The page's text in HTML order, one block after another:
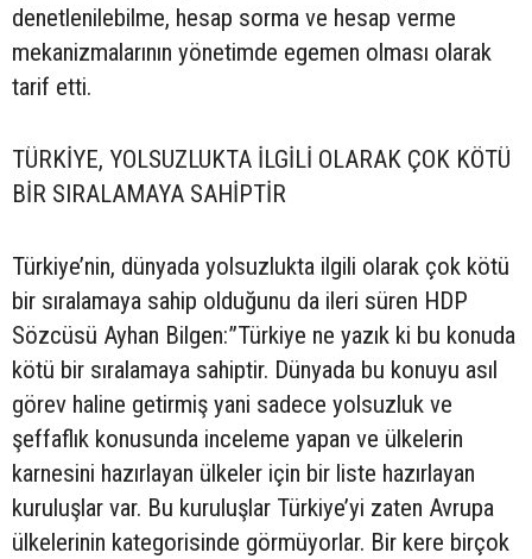
denetlenilebilme, hesap sorma ve hesap verme
mekanizmalarının yönetimde egemen olması olarak
tarif etti.
TÜRKİYE, YOLSUZLUKTA İLGİLİ OLARAK ÇOK KÖTÜ
BİR SIRALAMAYA SAHİPTİR
Türkiye’nin, dünyada yolsuzlukta ilgili olarak çok kötü
bir sıralamaya sahip olduğunu da ileri süren HDP
Sözcüsü Ayhan Bilgen:”Türkiye ne yazık ki bu konuda
kötü bir sıralamaya sahiptir. Dünyada bu konuyu asıl
görev haline getirmiş yani sadece yolsuzluk ve
şeffaflık konusunda inceleme yapan ve ülkelerin
karnesini hazırlayan ülkeler için bir liste hazırlayan
kuruluşlar var. Bu kuruluşlar Türkiye’yi zaten Avrupa
ülkelerinin kategorisinde görmüyorlar. Bir kere birçok